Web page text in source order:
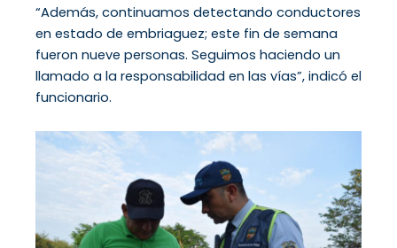
“Además, continuamos detectando conductores
en estado de embriaguez; este fin de semana
fueron nueve personas. Seguimos haciendo un
llamado a la responsabilidad en las vías”, indicó el
funcionario.